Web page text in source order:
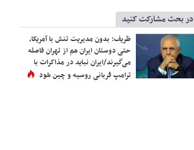
در بحث مشارکت کنید
ظریف: بدون مدیریت تنش با آمریکا،
حتی دوستان ایران هم از تهران فاصله
می‌گیرند/ایران نباید در مذاکرات با
ترامپ قربانی روسیه و چین شود